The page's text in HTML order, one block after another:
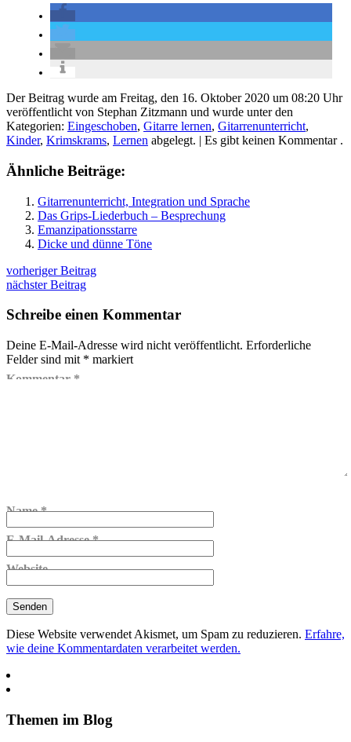
Der Beitrag wurde am Freitag, den 16. Oktober 2020 um 08:20 Uhr
veröffentlicht von Stephan Zitzmann und wurde unter den
Kategorien: Eingeschoben, Gitarre lernen, Gitarrenunterricht,
Kinder, Krimskrams, Lernen abgelegt. | Es gibt keinen Kommentar .
Ähnliche Beiträge:
Gitarrenunterricht, Integration und Sprache
Das Grips-Liederbuch – Besprechung
Emanzipationsstarre
Dicke und dünne Töne
vorheriger Beitrag
nächster Beitrag
Schreibe einen Kommentar
Deine E-Mail-Adresse wird nicht veröffentlicht. Erforderliche
Felder sind mit * markiert
Kommentar *
Name*
E-Mail-Adresse*
Website
Diese Website verwendet Akismet, um Spam zu reduzieren. Erfahre,
wie deine Kommentardaten verarbeitet werden.
Themen im Blog